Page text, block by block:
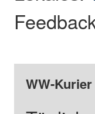
WW-